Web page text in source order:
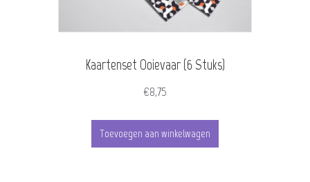
gekozen
op
Kaartenset Ooievaar (6 Stuks)
€8,75
Toevoegen aan winkelwagen